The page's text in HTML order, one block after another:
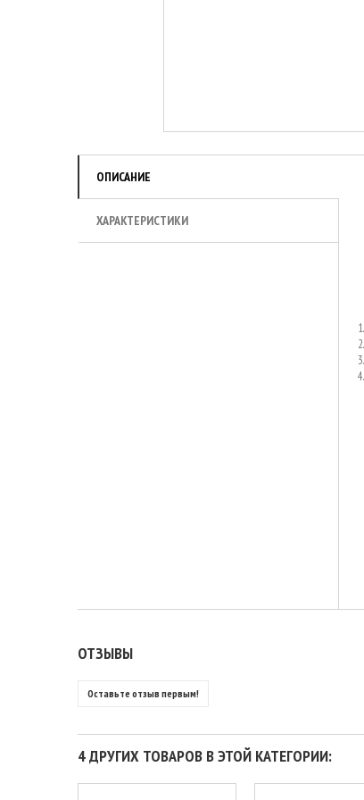
ОПИСАНИЕ
ХАРАКТЕРИСТИКИ
ОТЗЫВЫ
Оставьте отзыв первым!
4 ДРУГИХ ТОВАРОВ В ЭТОЙ КАТЕГОРИИ: